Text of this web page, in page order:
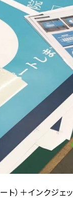
）＋インクジェ